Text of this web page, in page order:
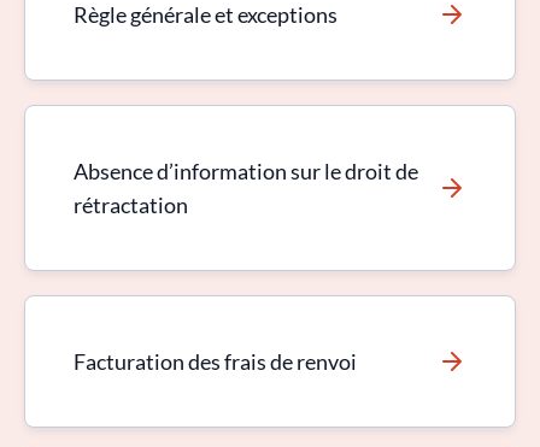
Règle générale et exceptions
Absence d’information sur le droit de
rétractation
Facturation des frais de renvoi